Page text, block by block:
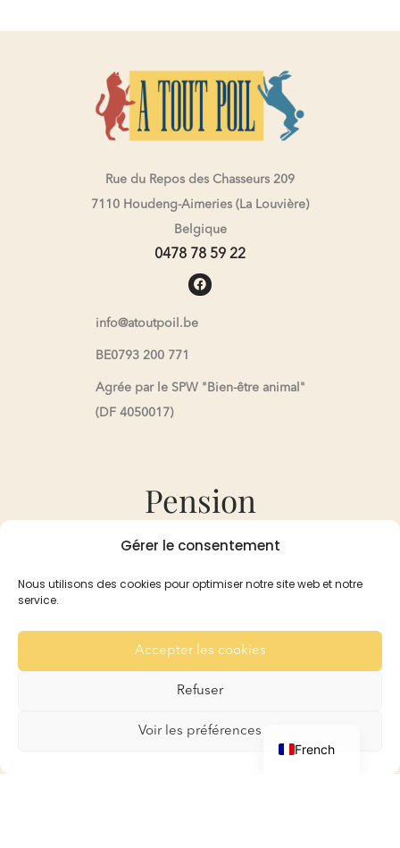
Gérer le consentement
Nous utilisons des cookies pour optimiser notre site web et notre
service.
Accepter les cookies
Refuser
Voir les préférences
Rue du Repos des Chasseurs 209
7110 Houdeng-Aimeries (La Louvière)
Belgique
0478 78 59 22
info@atoutpoil.be
BE0793 200 771
Agrée par le SPW "Bien-être animal"
(DF 4050017)
Pension
Pension
Réservation et Tarifs
Pour les Lapins
Pour les Cobayes
French